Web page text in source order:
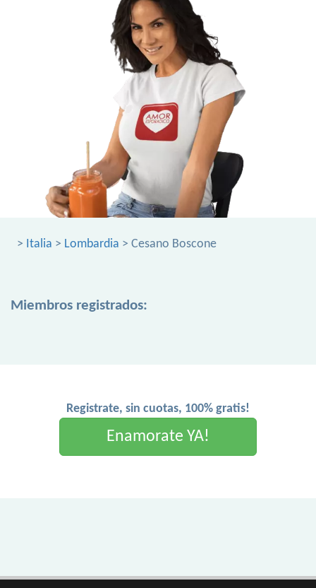
> Italia > Lombardia > Cesano Boscone
Miembros registrados:
Registrate, sin cuotas, 100% gratis!
Enamorate YA!